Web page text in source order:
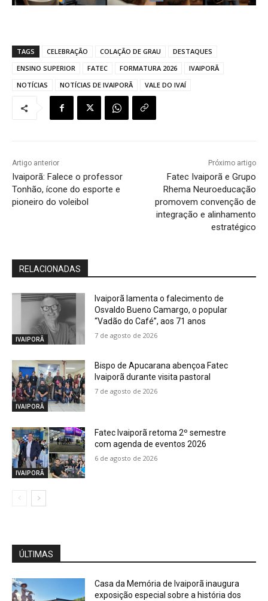
TAGS CELEBRAÇÃO COLAÇÃO DE GRAU
DESTAQUES
ENSINO SUPERIOR
FATEC FORMATURA 2026
IVAIPORÃ
NOTÍCIAS
NOTÍCIAS DE IVAIPORÃ VALE DO IVAÍ
Artigo anterior
Ivaiporã: Falece o professor
Tonhão, ícone do esporte e
pioneiro do voleibol
Próximo artigo
Fatec Ivaiporã e Grupo
Rhema Neuroeducação
promovem convenção de
integração e alinhamento
estratégico
RELACIONADAS
IVAIPORÃ
Ivaiporã lamenta o falecimento de
Osvaldo Bueno Camargo, o popular
“Vadão do Café”, aos 71 anos
7 de agosto de 2026
IVAIPORÃ
Bispo de Apucarana abençoa Fatec
Ivaiporã durante visita pastoral
7 de agosto de 2026
IVAIPORÃ
Fatec Ivaiporã retoma 2º semestre
com agenda de eventos 2026
6 de agosto de 2026
ÚLTIMAS
Casa da Memória de Ivaiporã inaugura
exposição especial sobre a história dos